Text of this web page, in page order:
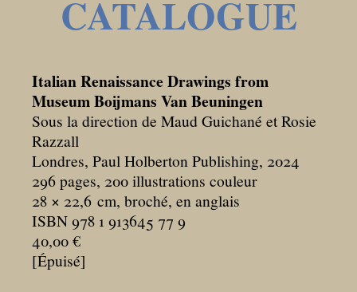
CATALOGUE
Italian Renaissance Drawings from
Museum Boijmans Van Beuningen
Sous la direction de Maud Guichané et Rosie
Razzall
Londres, Paul Holberton Publishing, 2024
296 pages, 200 illustrations couleur
28 × 22,6 cm, broché, en anglais
ISBN 978 1 913645 77 9
40,00 €
[Épuisé]